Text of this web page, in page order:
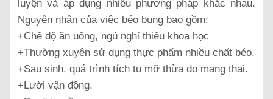
luyện và áp dụng nhiều phương pháp khác nhau.
Nguyên nhân của việc béo bụng bao gồm:
+Chế độ ăn uống, ngủ nghỉ thiếu khoa học
+Thường xuyên sử dụng thực phẩm nhiều chất béo.
+Sau sinh, quá trình tích tụ mỡ thừa do mang thai.
+Lười vận động.